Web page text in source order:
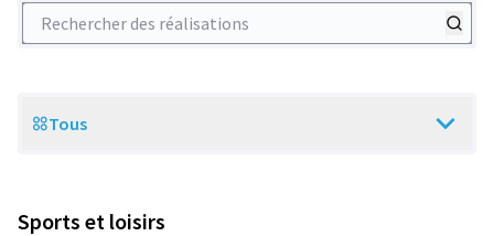
Rechercher des réalisations
Scope
Tous
Sports et loisirs